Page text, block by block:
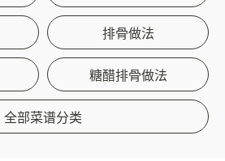
排骨做法
糖醋排骨做法
全部菜谱分类